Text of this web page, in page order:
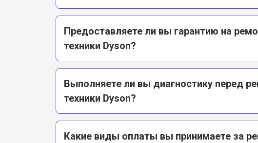
Предоставляете ли вы гарантию на
техники Dyson?
Выполняете ли вы диагностику перед
техники Dyson?
Какие виды оплаты вы принимаете за